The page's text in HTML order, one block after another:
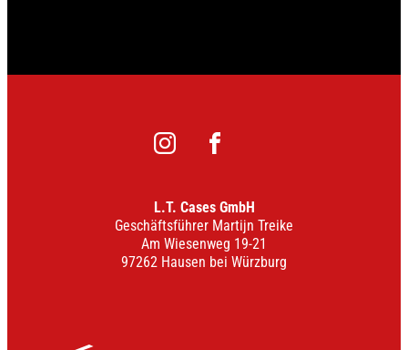
instagram facebook
L.T. Cases GmbH
Geschäftsführer Martijn Treike
Am Wiesenweg 19-21
97262 Hausen bei Würzburg